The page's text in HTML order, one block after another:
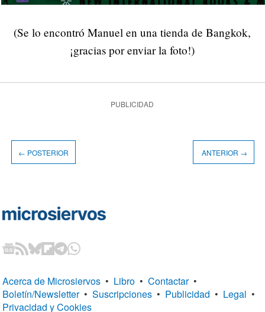
(Se lo encontró Manuel en una tienda de Bangkok,
¡gracias por enviar la foto!)
PUBLICIDAD
← POSTERIOR ANTERIOR →
Acerca de Microsiervos • Libro • Contactar •
Boletín/Newsletter • Suscripciones • Publicidad • Legal •
Privacidad y Cookies